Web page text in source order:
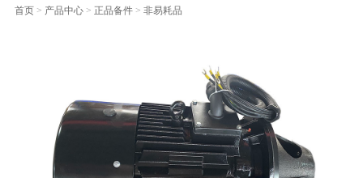
首页> 产品中心> 正品备件> 非易耗品